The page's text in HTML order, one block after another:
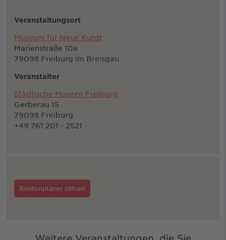
Veranstaltungsort
Museum für Neue Kunst
Marienstraße 10a
79098 Freiburg im Breisgau
Veranstalter
Städtische Museen Freiburg
Gerberau 15
79098 Freiburg
+49 761 201 - 2521
Routenplaner öffnen